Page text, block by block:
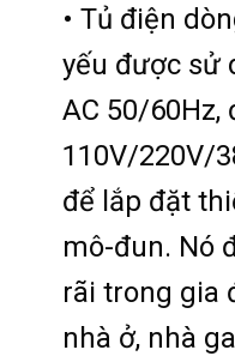
• Tủ điện
yếu được sử
AC 50/
110V/220V/
để lắp đặt
mô-đun. Nó
rãi trong gia
nhà ở, nhà